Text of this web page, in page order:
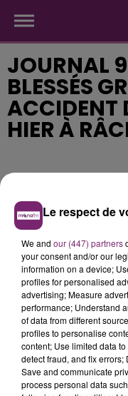
JOURNAL
BLESSÉS
ACCIDENT
HIER À
Publié : 7 mars 2018
Le respect de
We and our (447) partners
your consent and/or our
information on a device;
profiles for personalised
advertising; Measure
performance; Understand
of data from different
profiles to personalise
content; Use limited data
detect fraud, and fix
Save and communicate
process personal data